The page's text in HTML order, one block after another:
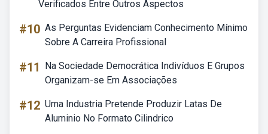
Verificados Entre Outros Aspectos
#10 As Perguntas Evidenciam Conhecimento Mínimo
Sobre A Carreira Profissional
#11
Na Sociedade Democrática Indivíduos E Grupos
Organizam-se Em Associações
#12 Uma Industria Pretende Produzir Latas De
Aluminio No Formato Cilindrico